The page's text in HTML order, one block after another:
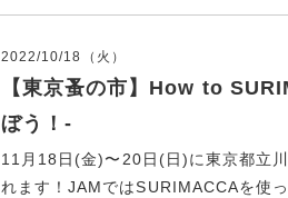
2022/10/18（火）
【東京蚤の市】How to
ぼう！-
11月18日(金)〜20日(日)に東京都立
れます！JAMではSURIMACCAを使